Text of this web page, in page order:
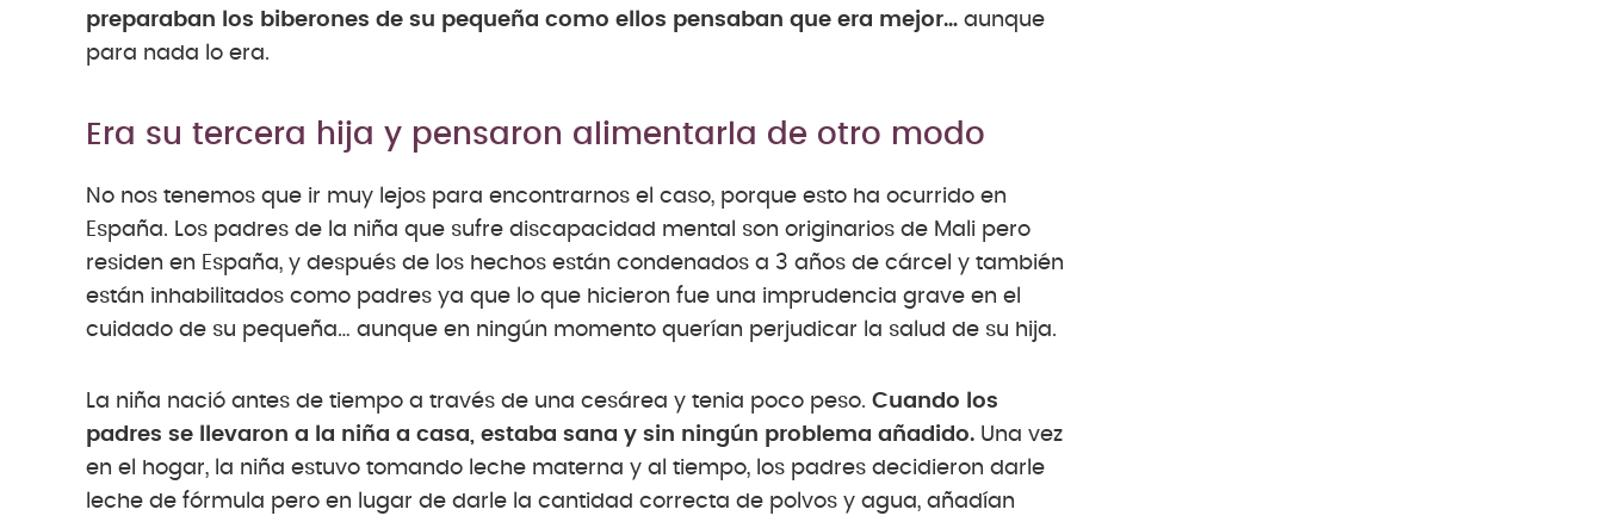
preparaban los biberones de su pequeña como ellos pensaban que era mejor… aunque
para nada lo era.
Era su tercera hija y pensaron alimentarla de otro modo
No nos tenemos que ir muy lejos para encontrarnos el caso, porque esto ha ocurrido en
España. Los padres de la niña que sufre discapacidad mental son originarios de Mali pero
residen en España, y después de los hechos están condenados a 3 años de cárcel y también
están inhabilitados como padres ya que lo que hicieron fue una imprudencia grave en el
cuidado de su pequeña… aunque en ningún momento querían perjudicar la salud de su hija.
La niña nació antes de tiempo a través de una cesárea y tenia poco peso. Cuando los
padres se llevaron a la niña a casa, estaba sana y sin ningún problema añadido. Una vez
en el hogar, la niña estuvo tomando leche materna y al tiempo, los padres decidieron darle
leche de fórmula pero en lugar de darle la cantidad correcta de polvos y agua, añadían